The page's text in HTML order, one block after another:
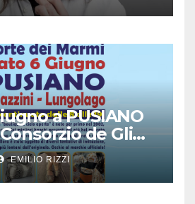
a PUSIANO
de Gli
Forte dei
EMILIO RIZZI